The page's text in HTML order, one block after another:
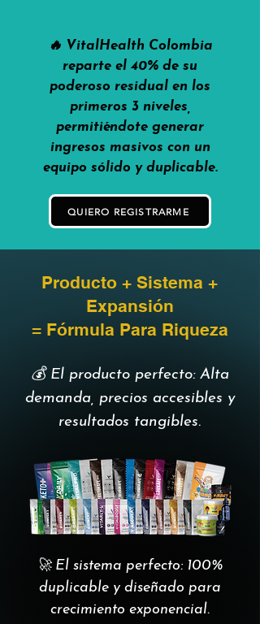
🔥 VitalHealth Colombia
reparte el 40% de su
poderoso residual en los
primeros 3 niveles,
permitiéndote generar
ingresos masivos con un
equipo sólido y duplicable.
QUIERO REGISTRARME
Producto + Sistema +
Expansión
= Fórmula Para Riqueza
💰 El producto perfecto: Alta
demanda, precios accesibles y
resultados tangibles.
🚀 El sistema perfecto: 100%
duplicable y diseñado para
crecimiento exponencial.